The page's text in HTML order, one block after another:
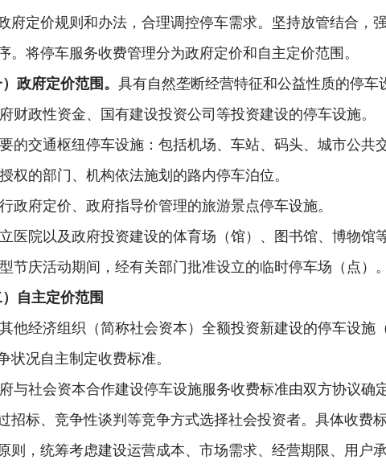
府定价规则和办法，合理调控停车需求。坚持放管结合，
。 将停车服务收费管理分为政府定价和自主定价范围。
政府定价范围。 具有自然垄断经营特征和公益性质的停车
财政性资金、国有建设投资公司等投资建设的停车设施。
的交通枢纽停车设施：包括机场、车站、码头、城市公共
权的部门、机构依法施划的路内停车泊位。
政府定价、政府指导价管理的旅游景点停车设施。
医院以及政府投资建设的体育场 （馆 ） 、图书馆、博物馆
节庆活动期间，经有关部门批准设立的临时停车场 （ 点 ） 。
自主定价范围
他经济组织 （简称社会资本 ） 全额投资新建设的停车设施
状况自主制定收费标准。
与社会资本合作建设停车设施服务收费标准由双方协议确
招标、竞争性谈判等竞争方式选择社会投资者。具体收费
则，统筹考虑建设运营成本、市场需求、经营期限、用户